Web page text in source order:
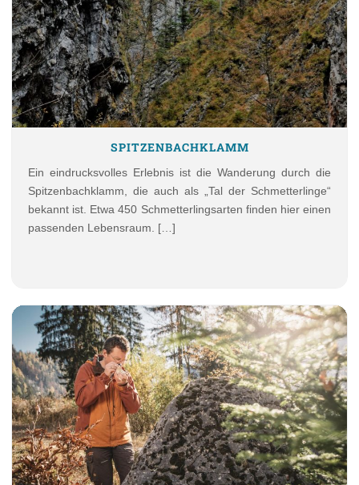
SPITZENBACHKLAMM
Ein eindrucksvolles Erlebnis ist die Wanderung durch die
Spitzenbachklamm, die auch als „Tal der Schmetterlinge“
bekannt ist. Etwa 450 Schmetterlingsarten finden hier einen
passenden Lebensraum. […]